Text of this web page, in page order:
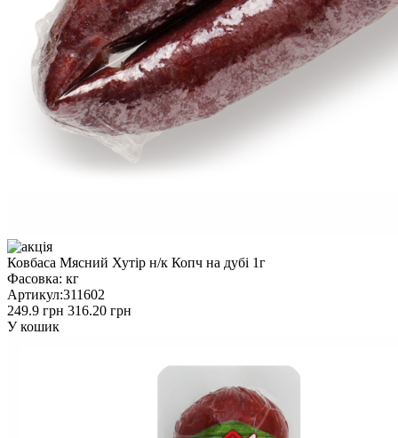
Ковбаса Мясний Хутір н/к Копч на дубі 1г
Фасовка: кг
Артикул:311602
249.9 грн 316.20 грн
У кошик